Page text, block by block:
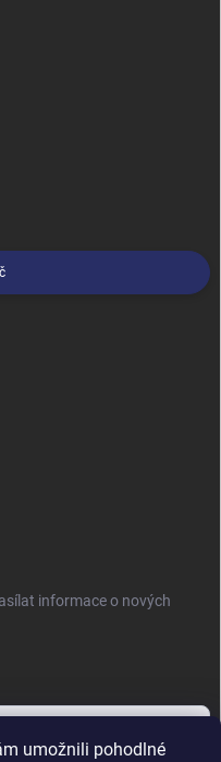
umožnili pohodlné
informace o nových